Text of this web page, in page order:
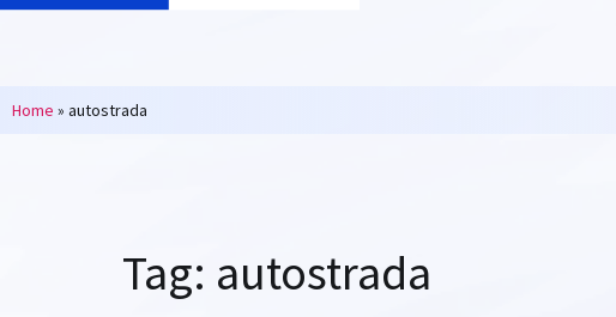
Home » autostrada
Tag: autostrada